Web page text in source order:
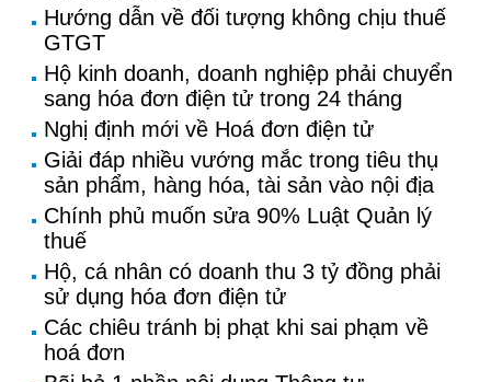
Hướng dẫn về đối tượng không chịu thuế
GTGT
Hộ kinh doanh, doanh nghiệp phải chuyển
sang hóa đơn điện tử trong 24 tháng
Nghị định mới về Hoá đơn điện tử
Giải đáp nhiều vướng mắc trong tiêu thụ
sản phẩm, hàng hóa, tài sản vào nội địa
Chính phủ muốn sửa 90% Luật Quản lý
thuế
Hộ, cá nhân có doanh thu 3 tỷ đồng phải
sử dụng hóa đơn điện tử
Các chiêu tránh bị phạt khi sai phạm về
hoá đơn